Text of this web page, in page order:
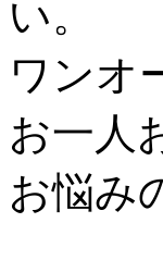
い。
ワンオ
お一人
お悩み